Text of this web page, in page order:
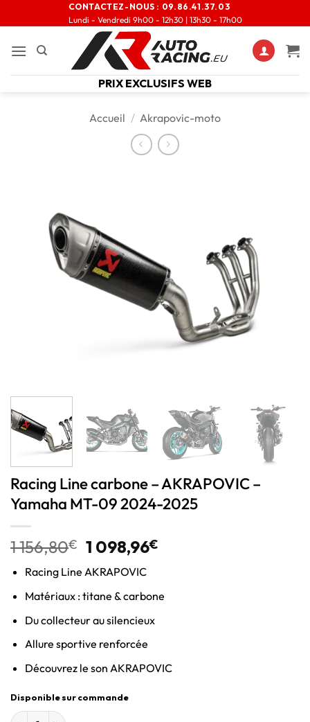
CONTACTEZ-NOUS : 09.86.41.37.03
Lundi - Vendredi 9h00 - 12h30 | 13h30 - 17h00
PRIX EXCLUSIFS WEB
Accueil / Akrapovic-moto
Racing Line carbone – AKRAPOVIC –
Yamaha MT-09 2024-2025
1 156,80€ 1 098,96€
Racing Line AKRAPOVIC
Matériaux : titane & carbone
Du collecteur au silencieux
Allure sportive renforcée
Découvrez le son AKRAPOVIC
Disponible sur commande